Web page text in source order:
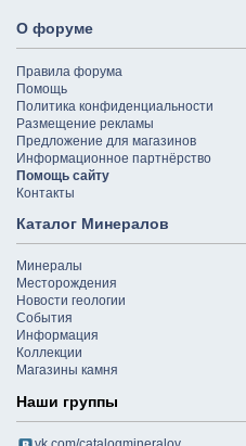
О форуме
Правила форума
Помощь
Политика конфиденциальности
Размещение рекламы
Предложение для магазинов
Информационное партнёрство
Помощь сайту
Контакты
Каталог Минералов
Минералы
Месторождения
Новости геологии
События
Информация
Коллекции
Магазины камня
Наши группы